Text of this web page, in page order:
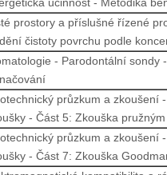
prostory a příslušné řízené
čistoty povrchu podle
- Parodontální sondy
průzkum a zkoušení
- Část 5: Zkouška
průzkum a zkoušení
- Část 7: Zkouška